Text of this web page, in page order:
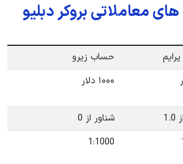
معاملاتی بروکر دبلیو
حساب زیرو
۱۰۰۰ دلار
شناور از 0
1:1000